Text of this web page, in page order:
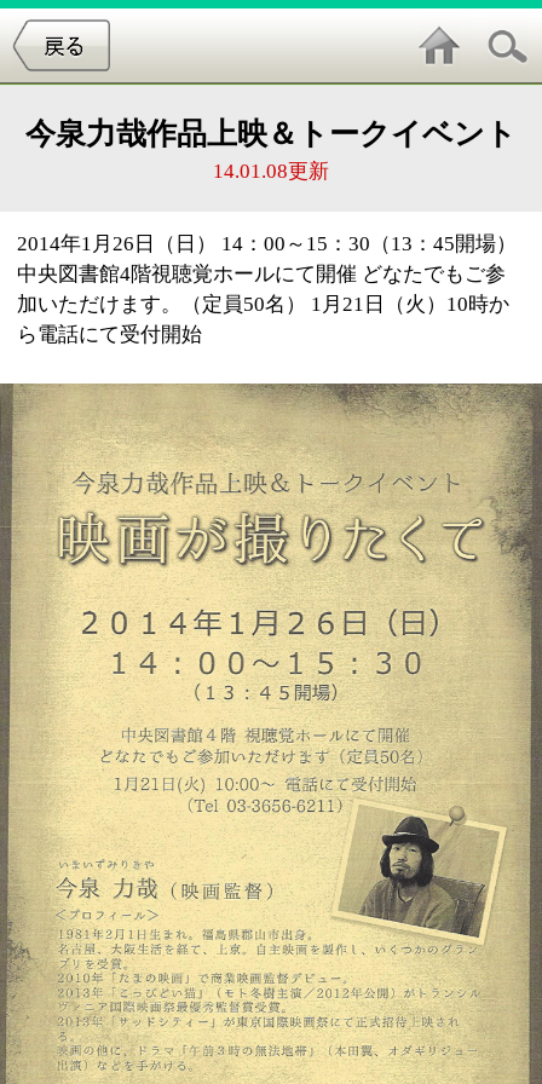
14.01.08更新
2014年1月26日（日） 14：00～15：30（13：45開場）
ら電話にて受付開始
このページの先頭へ
江戸川区時間 江東区時間 葛飾区時間
表示：PC|モバイル
© 2013 art blue Inc.